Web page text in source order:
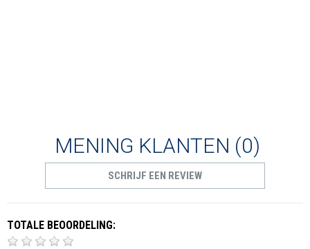
MENING KLANTEN (0)
SCHRIJF EEN REVIEW
TOTALE BEOORDELING: